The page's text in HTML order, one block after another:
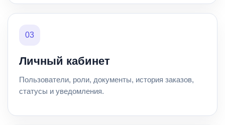
03
Личный кабинет
Пользователи, роли, документы, история заказов,
статусы и уведомления.